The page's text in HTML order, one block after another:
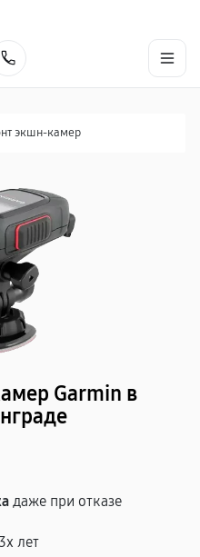
экшн-камер
Garmin в
даже при отказе
лет